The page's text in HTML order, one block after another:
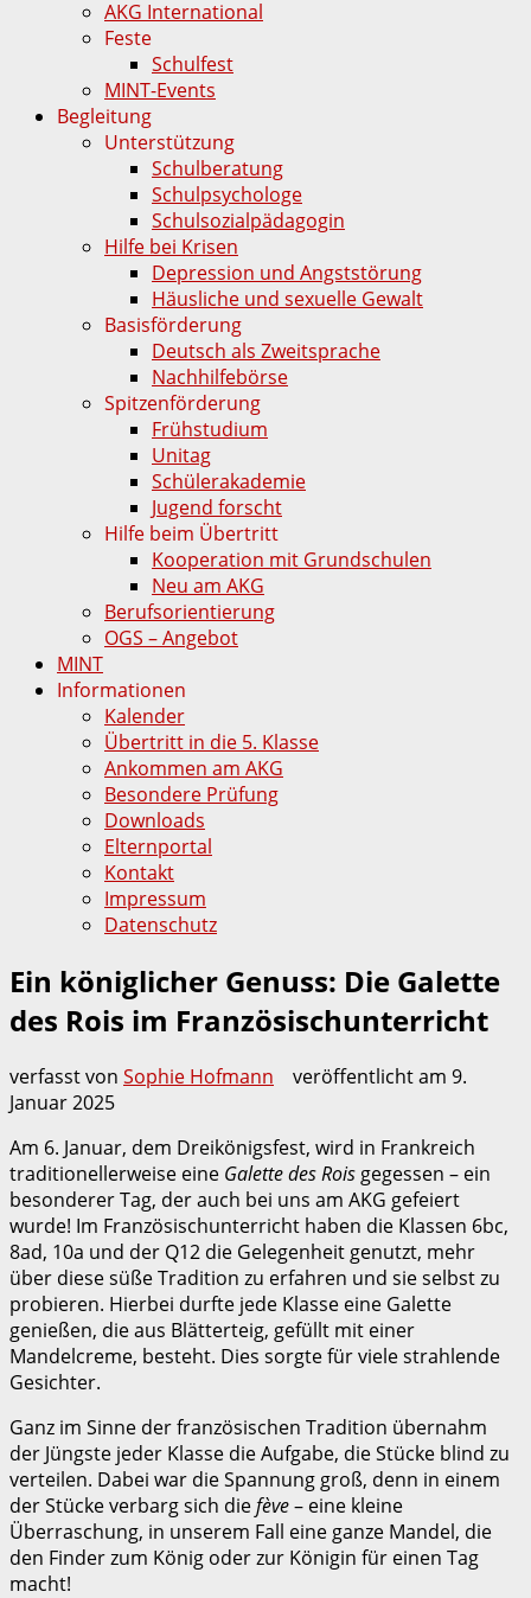
AKG International
Feste
Schulfest
MINT-Events
Begleitung
Unterstützung
Schulberatung
Schulpsychologe
Schulsozialpädagogin
Hilfe bei Krisen
Depression und Angststörung
Häusliche und sexuelle Gewalt
Basisförderung
Deutsch als Zweitsprache
Nachhilfebörse
Spitzenförderung
Frühstudium
Unitag
Schülerakademie
Jugend forscht
Hilfe beim Übertritt
Kooperation mit Grundschulen
Neu am AKG
Berufsorientierung
OGS – Angebot
MINT
Informationen
Kalender
Übertritt in die 5. Klasse
Ankommen am AKG
Besondere Prüfung
Downloads
Elternportal
Kontakt
Impressum
Datenschutz
Ein königlicher Genuss: Die Galette
des Rois im Französischunterricht
verfasst von Sophie Hofmann veröffentlicht am 9.
Januar 2025
Am 6. Januar, dem Dreikönigsfest, wird in Frankreich
traditionellerweise eine Galette des Rois gegessen – ein
besonderer Tag, der auch bei uns am AKG gefeiert
wurde! Im Französischunterricht haben die Klassen 6bc,
8ad, 10a und der Q12 die Gelegenheit genutzt, mehr
über diese süße Tradition zu erfahren und sie selbst zu
probieren. Hierbei durfte jede Klasse eine Galette
genießen, die aus Blätterteig, gefüllt mit einer
Mandelcreme, besteht. Dies sorgte für viele strahlende
Gesichter.
Ganz im Sinne der französischen Tradition übernahm
der Jüngste jeder Klasse die Aufgabe, die Stücke blind zu
verteilen. Dabei war die Spannung groß, denn in einem
der Stücke verbarg sich diefève– eine kleine
Überraschung, in unserem Fall eine ganze Mandel, die
den Finder zum König oder zur Königin für einen Tag
macht!